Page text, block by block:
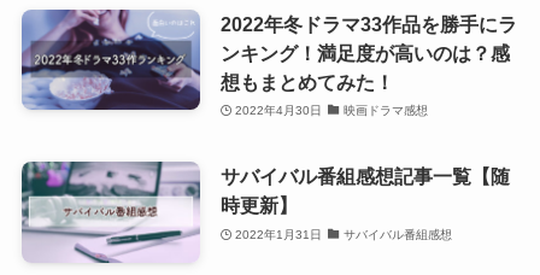
2022年冬ドラマ33作品を勝手にラ
ンキング！満足度が高いのは？感
想もまとめてみた！
2022年4月30日 映画ドラマ感想
サバイバル番組感想記事一覧【随
時更新】
2022年1月31日 サバイバル番組感想